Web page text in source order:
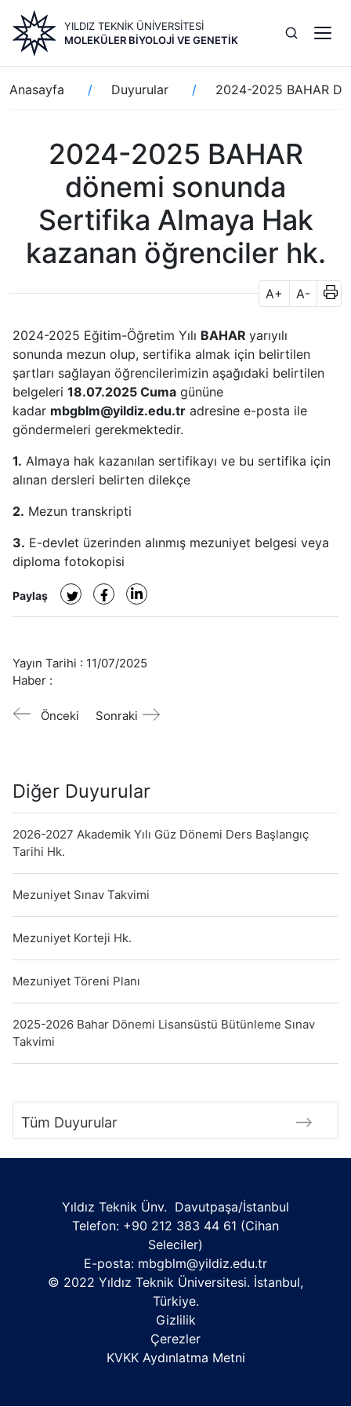
içeriğe
atla
YILDIZ TEKNİK ÜNİVERSİTESİ
MOLEKÜLER BIYOLOJI VE GENETIK
Sayfa
yolu
Anasayfa Duyurular 2024-2025 BAHAR
2024-2025 BAHAR
dönemi sonunda
Sertifika Almaya Hak
kazanan öğrenciler hk.
A+ A-
2024-2025 Eğitim-Öğretim Yılı BAHAR yarıyılı
sonunda mezun olup, sertifika almak için belirtilen
şartları sağlayan öğrencilerimizin aşağıdaki belirtilen
belgeleri 18.07.2025 Cuma gününe
kadar mbgblm@yildiz.edu.tr adresine e-posta ile
göndermeleri gerekmektedir.
1. Almaya hak kazanılan sertifikayı ve bu sertifika için
alınan dersleri belirten dilekçe
2. Mezun transkripti
3. E-devlet üzerinden alınmış mezuniyet belgesi veya
diploma fotokopisi
Paylaş
Yayın Tarihi : 11/07/2025
Haber :
Önceki Sonraki
Diğer Duyurular
2026-2027 Akademik Yılı Güz Dönemi Ders Başlangıç
Tarihi Hk.
Mezuniyet Sınav Takvimi
Mezuniyet Korteji Hk.
Mezuniyet Töreni Planı
2025-2026 Bahar Dönemi Lisansüstü Bütünleme Sınav
Takvimi
Tüm Duyurular
Yıldız Teknik Ünv. Davutpaşa/İstanbul
Telefon: +90 212 383 44 61 (Cihan
Seleciler)
E-posta: mbgblm@yildiz.edu.tr
© 2022 Yıldız Teknik Üniversitesi. İstanbul,
Türkiye.
Gizlilik
Çerezler
KVKK Aydınlatma Metni